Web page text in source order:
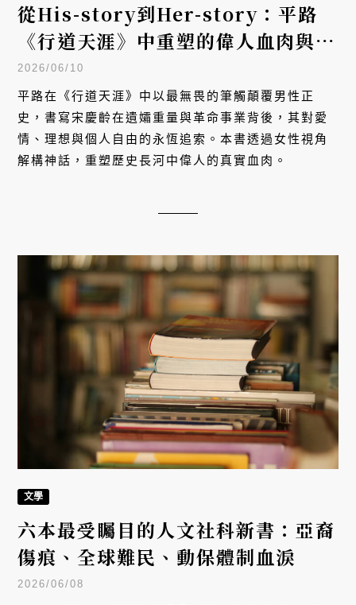
從His-story到Her-story：平路
《行道天涯》中重塑的偉人血肉與女
性追求
2026/06/10
平路在《行道天涯》中以最無畏的筆觸顛覆男性正
史，書寫宋慶齡在遺孀重量與革命事業背後，其對愛
情、理想與個人自由的永恆追索。本書透過女性視角
解構神話，重塑歷史長河中偉人的真實血肉。
文學
六本最受矚目的人文社科新書：亞裔
傷痕、全球難民、動保體制血淚
2026/06/08